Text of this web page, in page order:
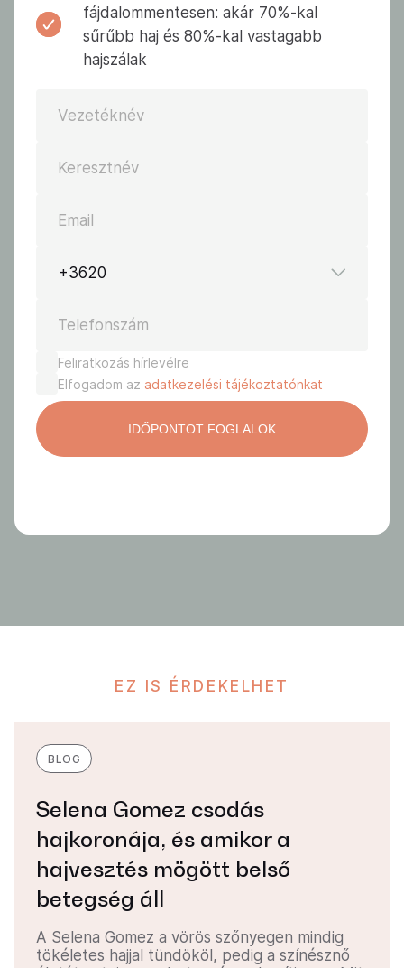
fájdalommentesen: akár 70%-kal
sűrűbb haj és 80%-kal vastagabb
hajszálak
Vezetéknév
Keresztnév
Email
+3620
Telefonszám
Feliratkozás hírlevélre
Elfogadom az adatkezelési tájékoztatónkat
EZ IS ÉRDEKELHET
BLOG
Selena Gomez csodás
hajkoronája, és amikor a
hajvesztés mögött belső
betegség áll
A Selena Gomez a vörös szőnyegen mindig
tökéletes hajjal tündököl, pedig a színésznő